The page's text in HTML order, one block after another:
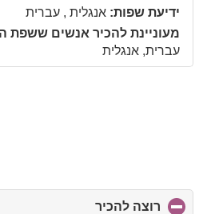
ידיעת שפות: אנגלית , עברית
מעוניינת להכיר אנשים
עברית, אנגלית
רוצה להכיר